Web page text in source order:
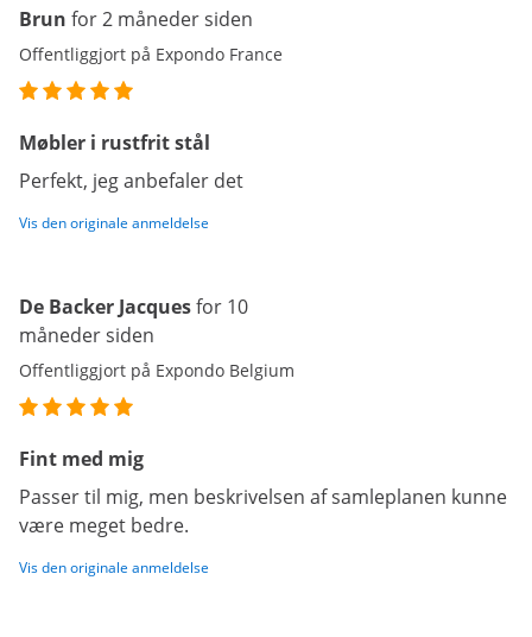
Brun for 2 måneder siden
Offentliggjort på Expondo France
Møbler i rustfrit stål
Perfekt, jeg anbefaler det
Vis den originale anmeldelse
De Backer Jacquesfor 10
måneder siden
Offentliggjort på Expondo Belgium
Fint med mig
Passer til mig, men beskrivelsen af samleplanen kunne
være meget bedre.
Vis den originale anmeldelse